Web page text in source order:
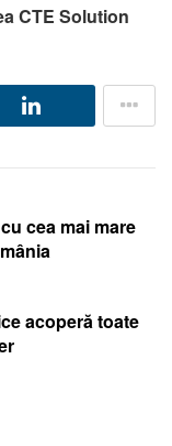
CTE Solution
cea mai mare
acoperă toate